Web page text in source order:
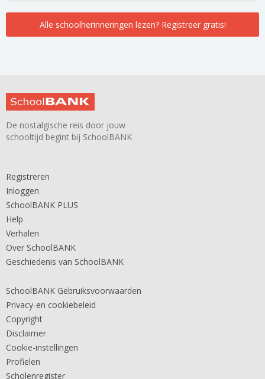
Alle schoolherinneringen lezen? Registreer gratis!
De nostalgische reis door jouw
schooltijd begint bij SchoolBANK
Registreren
Inloggen
SchoolBANK PLUS
Help
Verhalen
Over SchoolBANK
Geschiedenis van SchoolBANK
SchoolBANK Gebruiksvoorwaarden
Privacy-en cookiebeleid
Copyright
Disclaimer
Cookie-instellingen
Profielen
Scholenregister